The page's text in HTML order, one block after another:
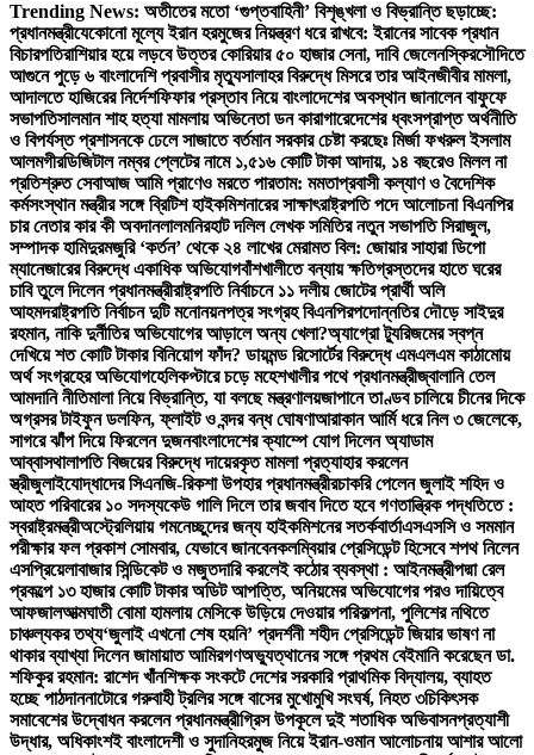
Trending News: অতীতের মতো ‘গুপ্তবাহিনী’ বিশৃঙ্খলা ও বিভ্রান্তি ছড়াচ্ছে:
প্রধানমন্ত্রীযেকোনো মূল্যে ইরান হরমুজের নিয়ন্ত্রণ ধরে রাখবে: ইরানের সাবেক প্রধান
বিচারপতিরাশিয়ার হয়ে লড়বে উত্তর কোরিয়ার ৫০ হাজার সেনা, দাবি জেলেনস্কিরসৌদিতে
আগুনে পুড়ে ৬ বাংলাদেশি প্রবাসীর মৃত্যুসালাহর বিরুদ্ধে মিসরে তার আইনজীবীর মামলা,
আদালতে হাজিরের নির্দেশফিফার প্রস্তাব নিয়ে বাংলাদেশের অবস্থান জানালেন বাফুফে
সভাপতিসালমান শাহ হত্যা মামলায় অভিনেতা ডন কারাগারেদেশের ধ্বংসপ্রাপ্ত অর্থনীতি
ও বিপর্যস্ত প্রশাসনকে ঢেলে সাজাতে বর্তমান সরকার চেষ্টা করছেঃ মির্জা ফখরুল ইসলাম
আলমগীরডিজিটাল নম্বর প্লেটের নামে ১,৫১৬ কোটি টাকা আদায়, ১৪ বছরেও মিলল না
প্রতিশ্রুত সেবাআজ আমি প্রাণেও মরতে পারতাম: মমতাপ্রবাসী কল্যাণ ও বৈদেশিক
কর্মসংস্থান মন্ত্রীর সঙ্গে ব্রিটিশ হাইকমিশনারের সাক্ষাৎরাষ্ট্রপতি পদে আলোচনা বিএনপির
চার নেতার কার কী অবদানলালমনিরহাট দলিল লেখক সমিতির নতুন সভাপতি সিরাজুল,
সম্পাদক হামিদুরমজুরি ‘কর্তন’ থেকে ২৪ লাখের মেরামত বিল: জোয়ার সাহারা ডিপো
ম্যানেজারের বিরুদ্ধে একাধিক অভিযোগবাঁশখালীতে বন্যায় ক্ষতিগ্রস্তদের হাতে ঘরের
চাবি তুলে দিলেন প্রধানমন্ত্রীরাষ্ট্রপতি নির্বাচনে ১১ দলীয় জোটের প্রার্থী অলি
আহমদরাষ্ট্রপতি নির্বাচন দুটি মনোনয়নপত্র সংগ্রহ বিএনপিরপদোন্নতির দৌড়ে সাইদুর
রহমান, নাকি দুর্নীতির অভিযোগের আড়ালে অন্য খেলা?অ্যাগ্রো ট্যুরিজমের স্বপ্ন
দেখিয়ে শত কোটি টাকার বিনিয়োগ ফাঁদ? ডায়মন্ড রিসোর্টের বিরুদ্ধে এমএলএম কাঠামোয়
অর্থ সংগ্রহের অভিযোগহেলিকপ্টারে চড়ে মহেশখালীর পথে প্রধানমন্ত্রীজ্বালানি তেল
আমদানি নীতিমালা নিয়ে বিভ্রান্তি, যা বলছে মন্ত্রণালয়জাপানে তাণ্ডব চালিয়ে চীনের দিকে
অগ্রসর টাইফুন ডলফিন, ফ্লাইট ও বন্দর বন্ধ ঘোষণাআরাকান আর্মি ধরে নিল ৩ জেলেকে,
সাগরে ঝাঁপ দিয়ে ফিরলেন দুজনবাংলাদেশের ক্যাম্পে যোগ দিলেন অ্যাডাম
আব্বাসথালাপতি বিজয়ের বিরুদ্ধে দায়েরকৃত মামলা প্রত্যাহার করলেন
স্ত্রীজুলাইযোদ্ধাদের সিএনজি-রিকশা উপহার প্রধানমন্ত্রীরচাকরি পেলেন জুলাই শহিদ ও
আহত পরিবারের ১০ সদস্যকেউ গালি দিলে তার জবাব দিতে হবে গণতান্ত্রিক পদ্ধতিতে :
স্বরাষ্ট্রমন্ত্রীঅস্ট্রেলিয়ায় গমনেচ্ছুদের জন্য হাইকমিশনের সতর্কবার্তাএসএসসি ও সমমান
পরীক্ষার ফল প্রকাশ সোমবার, যেভাবে জানবেনকলম্বিয়ার প্রেসিডেন্ট হিসেবে শপথ নিলেন
এসপ্রিয়েলাবাজার সিন্ডিকেট ও মজুতদারি করলেই কঠোর ব্যবস্থা : আইনমন্ত্রীপদ্মা রেল
প্রকল্পে ১৩ হাজার কোটি টাকার অডিট আপত্তি, অনিয়মের অভিযোগের পরও দায়িত্বে
আফজালআত্মঘাতী বোমা হামলায় মেসিকে উড়িয়ে দেওয়ার পরিকল্পনা, পুলিশের নথিতে
চাঞ্চল্যকর তথ্য‘জুলাই এখনো শেষ হয়নি’ প্রদর্শনী শহীদ প্রেসিডেন্ট জিয়ার ভাষণ না
থাকার ব্যাখ্যা দিলেন জামায়াত আমিরগণঅভ্যুত্থানের সঙ্গে প্রথম বেইমানি করেছেন ডা.
শফিকুর রহমান: রাশেদ খাঁনশিক্ষক সংকটে দেশের সরকারি প্রাথমিক বিদ্যালয়, ব্যাহত
হচ্ছে পাঠদাননাটোরে গরুবাহী ট্রলির সঙ্গে বাসের মুখোমুখি সংঘর্ষ, নিহত ৩চিকিৎসক
সমাবেশের উদ্বোধন করলেন প্রধানমন্ত্রীগ্রিস উপকূলে দুই শতাধিক অভিবাসনপ্রত্যাশী
উদ্ধার, অধিকাংশই বাংলাদেশী ও সুদানিহরমুজ নিয়ে ইরান-ওমান আলোচনায় আশার আলো